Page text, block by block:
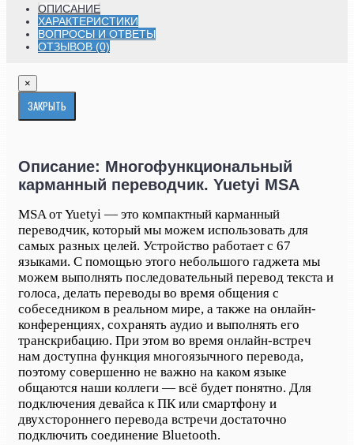
ОПИСАНИЕ
ХАРАКТЕРИСТИКИ
ВОПРОСЫ И ОТВЕТЫ
ОТЗЫВОВ (0)
×
ЗАКРЫТЬ
Описание: Многофункциональный
карманный переводчик. Yuetyi MSA
MSA от Yuetyi — это компактный карманный
переводчик, который мы можем использовать для
самых разных целей. Устройство работает с 67
языками. С помощью этого небольшого гаджета мы
можем выполнять последовательный перевод текста и
голоса, делать переводы во время общения с
собеседником в реальном мире, а также на онлайн-
конференциях, сохранять аудио и выполнять его
транскрибацию. При этом во время онлайн-встреч
нам доступна функция многоязычного перевода,
поэтому совершенно не важно на каком языке
общаются наши коллеги — всё будет понятно. Для
подключения девайса к ПК или смартфону и
двухстороннего перевода встречи достаточно
подключить соединение Bluetooth.